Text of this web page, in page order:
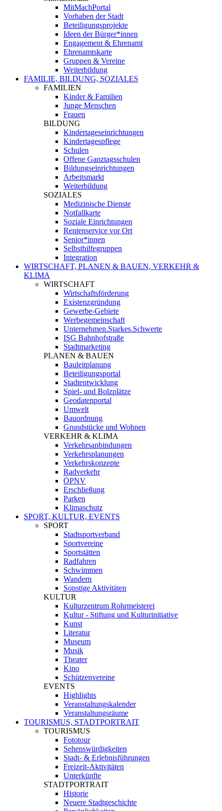
MitMachPortal
Vorhaben der Stadt
Beteiligungsprojekte
Ideen der Bürger*innen
Engagement & Ehrenamt
Ehrenamtskarte
Gruppen & Vereine
Weiterbildung
FAMILIE, BILDUNG, SOZIALES
FAMILIEN
Kinder & Familien
Junge Menschen
Frauen
BILDUNG
Kindertageseinrichtungen
Kindertagespflege
Schulen
Offene Ganztagsschulen
Bildungseinrichtungen
Arbeitsmarkt
Weiterbildung
SOZIALES
Medizinische Dienste
Notfallkarte
Soziale Einrichtungen
Rentenservice vor Ort
Senior*innen
Selbsthilfegruppen
Integration
WIRTSCHAFT, PLANEN & BAUEN, VERKEHR &
KLIMA
WIRTSCHAFT
Wirtschaftsförderung
Existenzgründung
Gewerbe-Gebiete
Werbegemeinschaft
Unternehmen.Starkes.Schwerte
ISG Bahnhofstraße
Stadtmarketing
PLANEN & BAUEN
Bauleitplanung
Beteiligungsportal
Stadtentwicklung
Spiel- und Bolzplätze
Geodatenportal
Umwelt
Bauordnung
Grundstücke und Wohnen
VERKEHR & KLIMA
Verkehrsanbindungen
Verkehrsplanungen
Verkehrskonzepte
Radverkehr
ÖPNV
Erschließung
Parken
Klimaschutz
SPORT, KULTUR, EVENTS
SPORT
Stadtsportverband
Sportvereine
Sportstätten
Radfahren
Schwimmen
Wandern
Sonstige Aktivitäten
KULTUR
Kulturzentrum Rohrmeisterei
Kultur - Stiftung und Kulturinitiative
Kunst
Literatur
Museum
Musik
Theater
Kino
Schützenvereine
EVENTS
Highlights
Veranstaltungskalender
Veranstaltungsräume
TOURISMUS, STADTPORTRAIT
TOURISMUS
Fototour
Sehenswürdigkeiten
Stadt- & Erlebnisführungen
Freizeit-Aktivitäten
Unterkünfte
STADTPORTRAIT
Historie
Neuere Stadtgeschichte